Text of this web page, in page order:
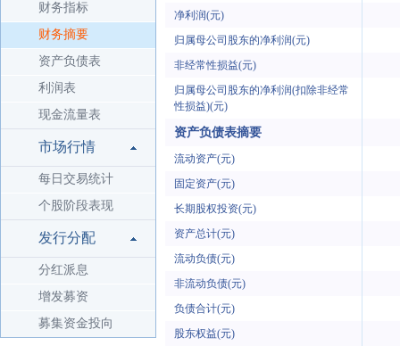
财务指标
财务摘要
资产负债表
利润表
现金流量表
市场行情
每日交易统计
个股阶段表现
发行分配
分红派息
增发募资
募集资金投向
净利润(元)
归属母公司股东的净利润(元)
非经常性损益(元)
归属母公司股东的净利润(扣除非经常
性损益)(元)
资产负债表摘要
流动资产(元)
固定资产(元)
长期股权投资(元)
资产总计(元)
流动负债(元)
非流动负债(元)
负债合计(元)
股东权益(元)